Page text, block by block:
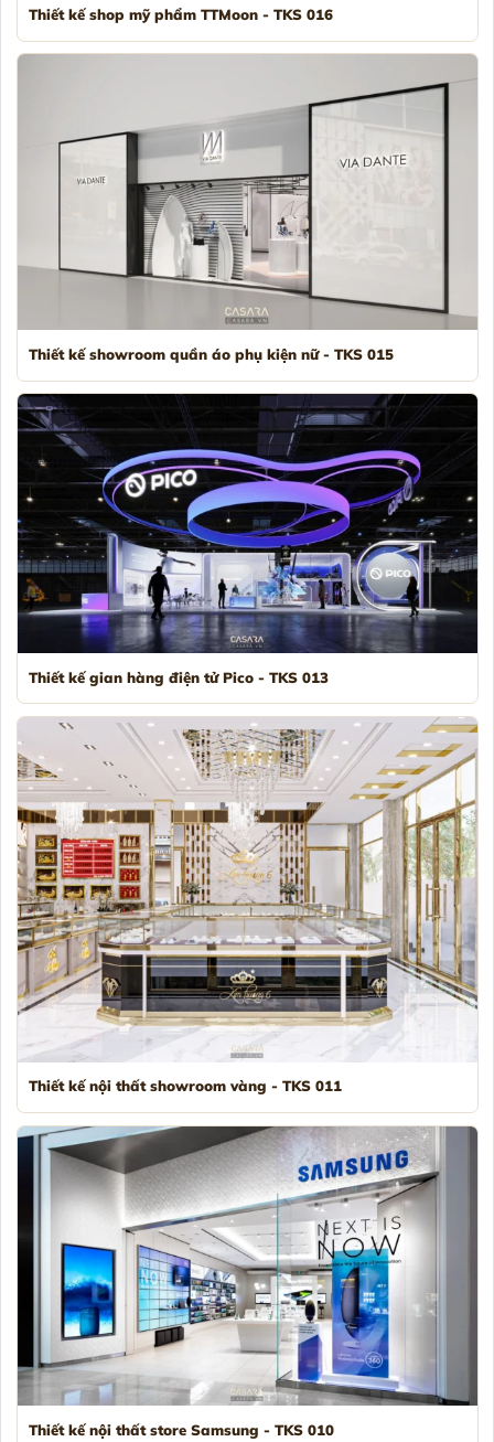
Thiết kế shop mỹ phẩm TTMoon - TKS 016
Thiết kế showroom quần áo phụ kiện nữ - TKS 015
Thiết kế gian hàng điện tử Pico - TKS 013
Thiết kế nội thất showroom vàng - TKS 011
Thiết kế nội thất store Samsung - TKS 010